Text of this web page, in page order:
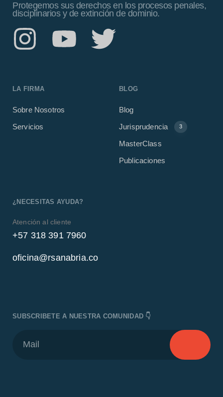
Protegemos sus derechos en los procesos penales,
disciplinarios y de extinción de dominio.
LA FIRMA
Sobre Nosotros
Servicios
BLOG
Blog
Jurisprudencia
3
MasterClass
Publicaciones
¿NECESITAS AYUDA?
Atención al cliente
+57 318 391 7960
oficina@rsanabria.co
SUBSCRIBETE A NUESTRA COMUNIDAD 👇